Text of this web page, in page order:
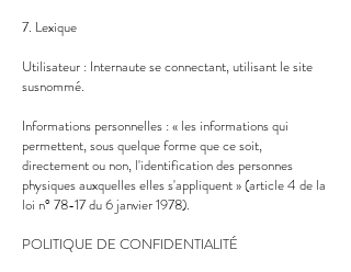
7. Lexique
Utilisateur : Internaute se connectant, utilisant le site
susnommé.
Informations personnelles : « les informations qui
permettent, sous quelque forme que ce soit,
directement ou non, l'identification des personnes
physiques auxquelles elles s'appliquent » (article 4 de la
loi n° 78-17 du 6 janvier 1978).
POLITIQUE DE CONFIDENTIALITÉ